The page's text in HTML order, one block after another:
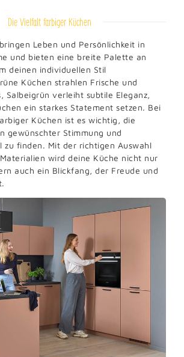
Die Vielfalt farbiger Küchen
Leben und Persönlichkeit in
und bieten eine breite Palette an
deinen individuellen Stil
Küchen strahlen Frische und
Salbeigrün verleiht subtile Eleganz,
ein starkes Statement setzen. Bei
Küchen ist es wichtig, die
gewünschter Stimmung und
zu finden. Mit der richtigen Auswahl
wird deine Küche nicht nur
auch ein Blickfang, der Freude und